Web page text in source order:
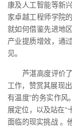
康及人工智能等新
家卓越工程师学院
就如何借鉴先进地
产业提质增效，通
见。
芦湛高度评价
工作，赞赏其展现
有温度”的务实作风
展定位，以及站在“
面临的现实挑战 。